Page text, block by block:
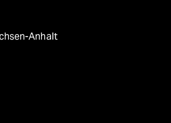
Anhalt